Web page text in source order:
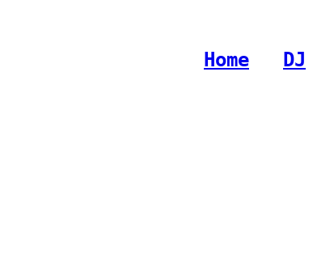
Home DJ